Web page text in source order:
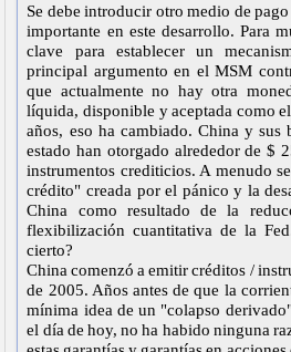
Se debe introducir otro medio de
importante en este desarrollo. Para
clave para establecer un
principal argumento en el MSM
que actualmente no hay otra
líquida, disponible y aceptada como
años, eso ha cambiado. China y sus
estado han otorgado alrededor de $
instrumentos crediticios. A menudo
crédito" creada por el pánico y la
China como resultado de la
flexibilización cuantitativa de la
cierto?
China comenzó a emitir créditos /
de 2005. Años antes de que la
mínima idea de un "colapso
el día de hoy, no ha habido ninguna